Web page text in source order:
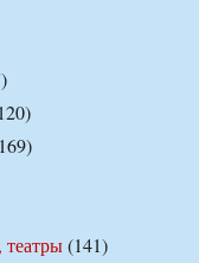
театры(141)